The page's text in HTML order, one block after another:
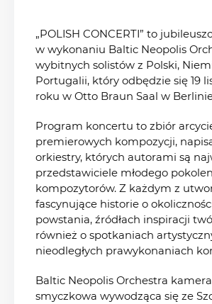
„POLISH CONCERTI” to
w wykonaniu Baltic Neopolis
wybitnych solistów z Polski,
Portugalii, który odbędzie się 19
roku w Otto Braun Saal w
Program koncertu to zbiór
premierowych kompozycji,
orkiestry, których autorami są
przedstawiciele młodego
kompozytorów. Z każdym z
fascynujące historie o
powstania, źródłach inspiracji
również o spotkaniach
nieodległych prawykonaniach
Baltic Neopolis Orchestra
smyczkowa wywodząca się ze